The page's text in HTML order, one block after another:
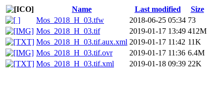
Name Last modified
Size
Mos_2018_H_03.tfw
2018-06-25 05:34 73
Mos_2018_H_03.tif
2019-01-17 13:49 412M
Mos_2018_H_03.tif.aux.xml 2019-01-17 11:42 11K
Mos_2018_H_03.tif.ovr
2019-01-17 11:36 6.4M
Mos_2018_H_03.tif.xml
2019-01-18 09:39 22K